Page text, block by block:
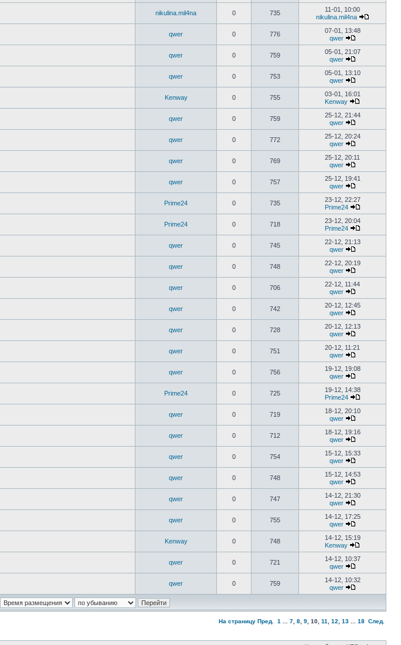
nikulina.mil4na 0 735
11-01, 10:00
nikulina.mil4na
qwer 0 776
07-01, 13:48
qwer
qwer 0 759
05-01, 21:07
qwer
qwer 0 753
05-01, 13:10
qwer
Kenway 0 755
03-01, 16:01
Kenway
qwer 0 759
25-12, 21:44
qwer
qwer 0 772
25-12, 20:24
qwer
qwer 0 769
25-12, 20:11
qwer
qwer 0 757
25-12, 19:41
qwer
Prime24 0 735
23-12, 22:27
Prime24
Prime24 0 718
23-12, 20:04
Prime24
qwer 0 745
22-12, 21:13
qwer
qwer 0 748
22-12, 20:19
qwer
qwer 0 706
22-12, 11:44
qwer
qwer 0 742
20-12, 12:45
qwer
qwer 0 728
20-12, 12:13
qwer
qwer 0 751
20-12, 11:21
qwer
qwer 0 756
19-12, 19:08
qwer
Prime24 0 725
19-12, 14:38
Prime24
qwer 0 719
18-12, 20:10
qwer
qwer 0 712
18-12, 19:16
qwer
qwer 0 754
15-12, 15:33
qwer
qwer 0 748
15-12, 14:53
qwer
qwer 0 747
14-12, 21:30
qwer
qwer 0 755
14-12, 17:25
qwer
Kenway 0 748
14-12, 15:19
Kenway
qwer 0 721
14-12, 10:37
qwer
qwer 0 759
14-12, 10:32
qwer
На страницу Пред. 1 7 8 9 10 11 12 13 18 След.